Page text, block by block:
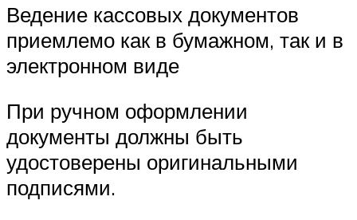
Ведение кассовых документов
приемлемо как в бумажном, так и в
электронном виде
При ручном оформлении
документы должны быть
удостоверены оригинальными
подписями.